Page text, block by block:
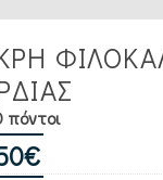
πόντοι
€